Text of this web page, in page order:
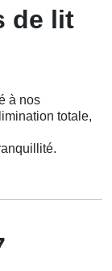
de lit
à nos
totale,